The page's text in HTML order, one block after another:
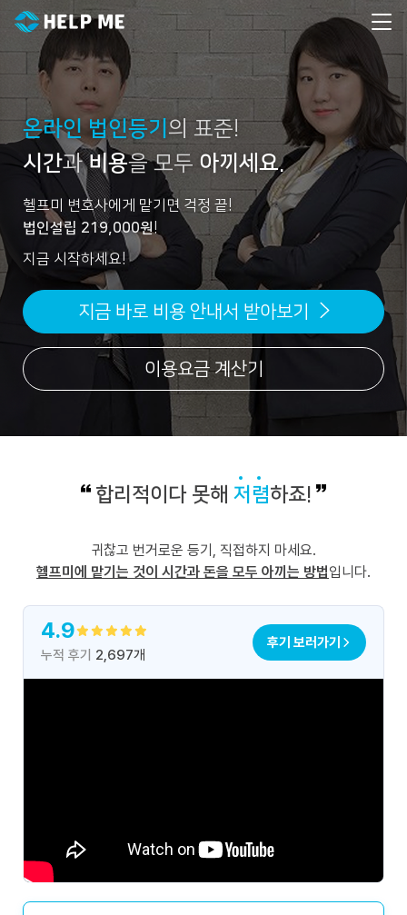
온라인 법인등기 의 표준!
시간과 비용을 모두 아끼세요.
헬프미 변호사에게 맡기면 걱정 끝!
법인설립 219,000원!
지금 시작하세요!
지금 바로 비용 안내서 받아보기
이용요금 계산기
합리적이다 못해 저렴하죠!
귀찮고 번거로운 등기, 직접하지 마세요.
헬프미에 맡기는 것이 시간과 돈을 모두 아끼는 방법입니다.
4.9
누적 후기 2,697개
후기 보러가기